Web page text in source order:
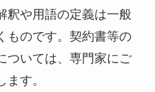
釈や用語の定義は一般
ものです。契約書等の
ついては、専門家にご
す。